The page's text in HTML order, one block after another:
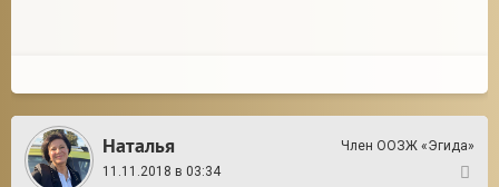
Наталья
Член ООЗЖ «Эгида»
11.11.2018 в 03:34